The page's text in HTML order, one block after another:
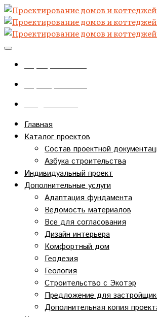
Главная
Каталог проектов
Состав проектной
Азбука строительства
Индивидуальный проект
Дополнительные услуги
Адаптация фундамента
Ведомость материалов
Все для согласования
Дизайн интерьера
Комфортный дом
Геодезия
Геология
Строительство с Экотэр
Предложение для
Дополнительная копия